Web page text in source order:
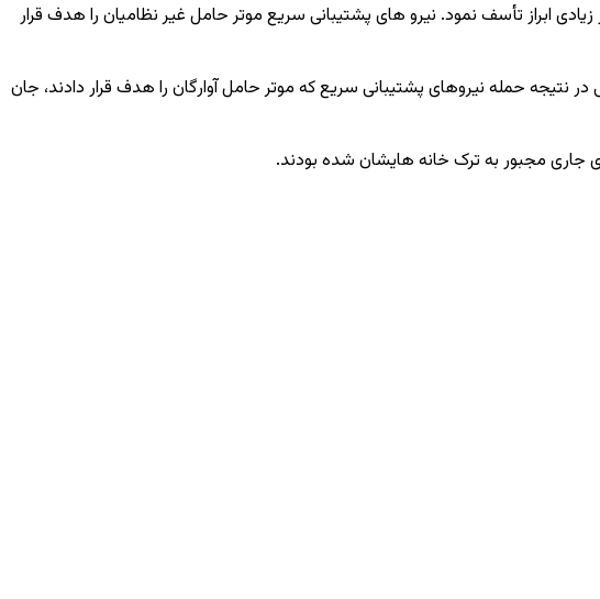
ابراز تأسف نمود. نیرو های پشتیبانی سریع موتر حامل غیر نظامیان را هدف قرار
نتیجه حمله نیروهای پشتیبانی سریع که موتر حامل آوارگان را هدف قرار دادند، جان
جاری مجبور به ترک خانه ‌هایشان شده بودند.